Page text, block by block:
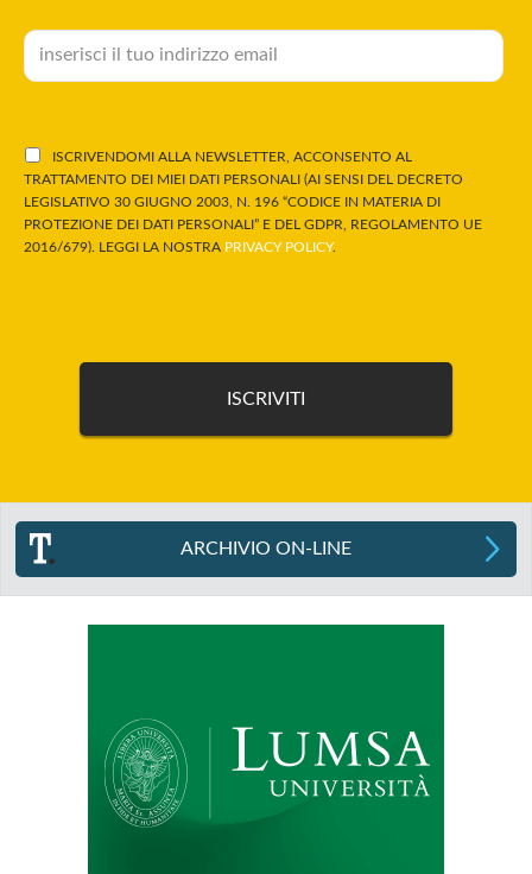
ISCRIVENDOMI ALLA NEWSLETTER, ACCONSENTO AL
TRATTAMENTO DEI MIEI DATI PERSONALI (AI SENSI DEL DECRETO
LEGISLATIVO 30 GIUGNO 2003, N. 196 “CODICE IN MATERIA DI
PROTEZIONE DEI DATI PERSONALI” E DEL GDPR, REGOLAMENTO UE
2016/679). LEGGI LA NOSTRA PRIVACY POLICY.
ARCHIVIO ON-LINE